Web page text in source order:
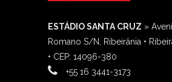
ESTÁDIO SANTA CRUZ »
Romano S/N, Ribeirânia •
• CEP: 14096-380
‎+55 16 3441-3173